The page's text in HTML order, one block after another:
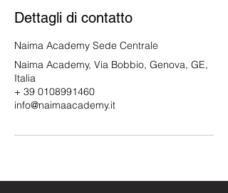
a
t
Dettagli di contatto
Naima Academy Sede Centrale
Naima Academy, Via Bobbio, Genova, GE,
Italia
+ 39 0108991460
info@naimaacademy.it